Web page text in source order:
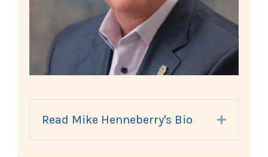
Read Mike Henneberry's Bio Expand